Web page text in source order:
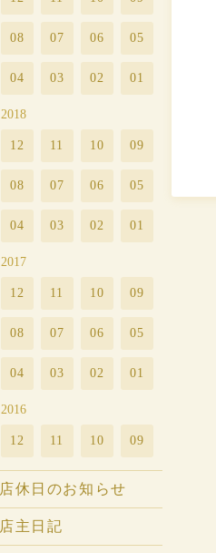
08 07 06 05
04 03 02 01
2018
12 11 10 09
08 07 06 05
04 03 02 01
2017
12 11 10 09
08 07 06 05
04 03 02 01
2016
12 11 10 09
店休日のお知らせ
店主日記